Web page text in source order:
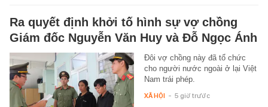
Ra quyết định khởi tố hình sự vợ chồng
Giám đốc Nguyễn Văn Huy và Đỗ Ngọc Ánh
Đôi vợ chồng này đã tổ chức
cho người nước ngoài ở lại Việt
Nam trái phép.
XÃ HỘI - 5 giờ trước